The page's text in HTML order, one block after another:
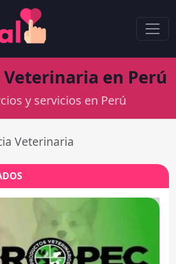
Veterinaria en Perú
y servicios en Perú
Veterinaria